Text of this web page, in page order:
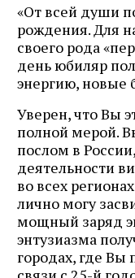
«От всей души
рождения. Для
своего рода
день юбиляр
энергию, новые
Уверен, что Вы
полной мерой.
послом в
деятельности
во всех
лично могу
мощный заряд
энтузиазма
городах, где Вы